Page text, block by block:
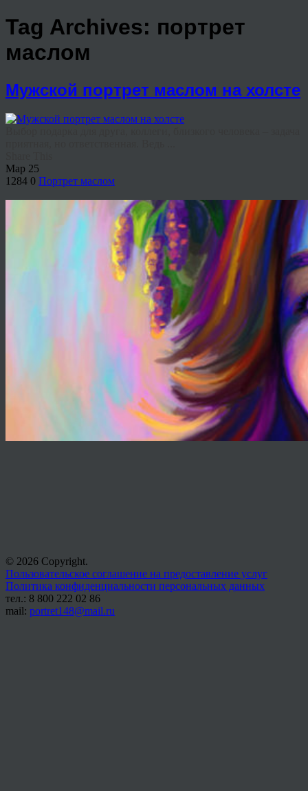
Tag Archives: портрет
маслом
Мужской портрет маслом на холсте
Мар 25
1284 0 Портрет маслом
© 2026 Copyright.
Пользовательское соглашение на предоставление услуг
Политика конфиденциальности персональных данных
тел.: 8 800 222 02 86
mail: portret148@mail.ru